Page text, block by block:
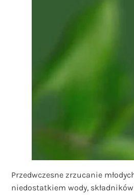
Przedwczesne zrzucanie
niedostatkiem wody,